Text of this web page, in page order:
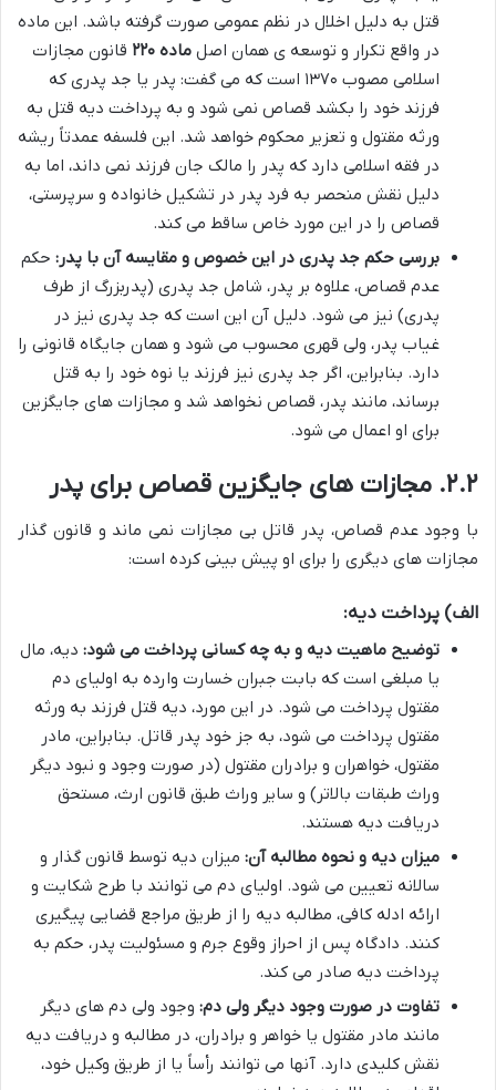
قتل به دلیل اخلال در نظم عمومی صورت گرفته باشد. این ماده
در واقع تکرار و توسعه ی همان اصل ماده ۲۲۰
قانون مجازات
اسلامی مصوب ۱۳۷۰ است که می گفت: پدر یا جد پدری که
فرزند خود را بکشد قصاص نمی شود و به پرداخت دیه قتل به
ورثه مقتول و تعزیر محکوم خواهد شد. این فلسفه عمدتاً ریشه
در فقه اسلامی دارد که پدر را مالک جان فرزند نمی داند، اما به
دلیل نقش منحصر به فرد پدر در تشکیل خانواده و سرپرستی،
قصاص را در این مورد خاص ساقط می کند.
بررسی حکم جد پدری در این خصوص و مقایسه آن با پدر: حکم
عدم قصاص، علاوه بر پدر، شامل جد پدری (پدربزرگ از طرف
پدری) نیز می شود. دلیل آن این است که جد پدری نیز در
غیاب پدر، ولی قهری محسوب می شود و همان جایگاه قانونی را
دارد. بنابراین، اگر جد پدری نیز فرزند یا نوه خود را به قتل
برساند، مانند پدر، قصاص نخواهد شد و مجازات های جایگزین
برای او اعمال می شود.
۲.۲. مجازات های جایگزین قصاص برای پدر
با وجود عدم قصاص، پدر قاتل بی مجازات نمی ماند و قانون گذار
مجازات های دیگری را برای او پیش بینی کرده است:
الف) پرداخت دیه:
توضیح ماهیت دیه و به چه کسانی پرداخت می شود: دیه، مال
یا مبلغی است که بابت جبران خسارت وارده به اولیای دم
مقتول پرداخت می شود. در این مورد، دیه قتل فرزند به ورثه
مقتول پرداخت می شود، به جز خود پدر قاتل. بنابراین، مادر
مقتول، خواهران و برادران مقتول (در صورت وجود و نبود دیگر
وراث طبقات بالاتر) و سایر وراث طبق قانون ارث، مستحق
دریافت دیه هستند.
میزان دیه و نحوه مطالبه آن: میزان دیه توسط قانون گذار و
سالانه تعیین می شود. اولیای دم می توانند با طرح شکایت و
ارائه ادله کافی، مطالبه دیه را از طریق مراجع قضایی پیگیری
کنند. دادگاه پس از احراز وقوع جرم و مسئولیت پدر، حکم به
پرداخت دیه صادر می کند.
تفاوت در صورت وجود دیگر ولی دم: وجود ولی دم های دیگر
مانند مادر مقتول یا خواهر و برادران، در مطالبه و دریافت دیه
نقش کلیدی دارد. آنها می توانند رأساً یا از طریق وکیل خود،